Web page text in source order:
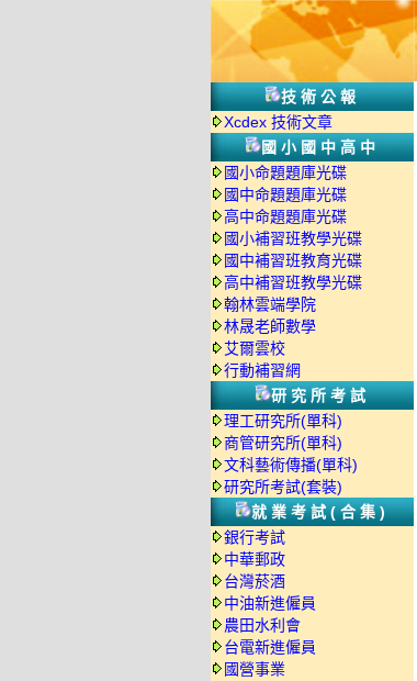
技術公報
Xcdex 技術文章
國小國中高中
國小命題題庫光碟
國中命題題庫光碟
高中命題題庫光碟
國小補習班教學光碟
國中補習班教育光碟
高中補習班教學光碟
翰林雲端學院
林晟老師數學
艾爾雲校
行動補習網
研究所考試
理工研究所(單科)
商管研究所(單科)
文科藝術傳播(單科)
研究所考試(套裝)
就業考試(合集)
銀行考試
中華郵政
台灣菸酒
中油新進僱員
農田水利會
台電新進僱員
國營事業